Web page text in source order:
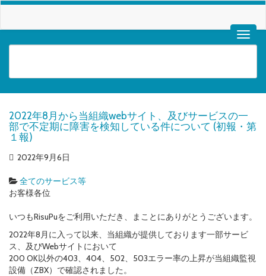
2022年8月から当組織webサイト、及びサービスの一
部で不定期に障害を検知している件について (初報・第
１報)
2022年9月6日
全てのサービス等
お客様各位
いつもRisuPuをご利用いただき、まことにありがとうございます。
2022年8月に入って以来、当組織が提供しております一部サービ
ス、及びWebサイトにおいて
200 OK以外の403、404、502、503エラー率の上昇が当組織監視
設備（ZBX）で確認されました。